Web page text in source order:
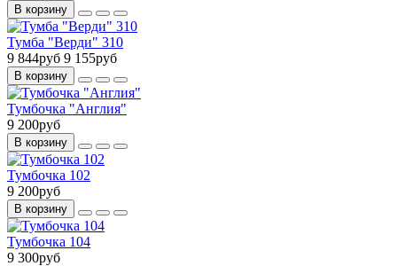
В корзину
Тумба "Верди" 310
9 844руб 9 155руб
В корзину
Тумбочка "Англия"
9 200руб
В корзину
Тумбочка 102
9 200руб
В корзину
Тумбочка 104
9 300руб